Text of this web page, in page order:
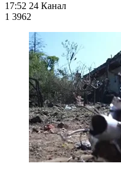
17:52 24 Канал
1 3962